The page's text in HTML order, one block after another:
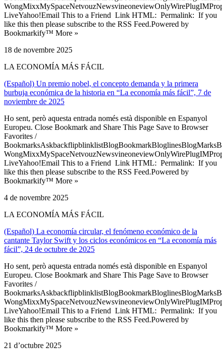
LiveYahoo!Email This to a Friend Link HTML: Permalink: If you
like this then please subscribe to the RSS Feed.Powered by
Bookmarkify™ More »
18 de novembre 2025
LA ECONOMÍA MÁS FÁCIL
(Español) Un premio nobel, el concepto demanda y la primera
burbuja económica de la historia en “La economía más fácil”, 7 de
noviembre de 2025
Ho sent, però aquesta entrada només està disponible en Espanyol
Europeu. Close Bookmark and Share This Page Save to Browser
Favorites /
LiveYahoo!Email This to a Friend Link HTML: Permalink: If you
like this then please subscribe to the RSS Feed.Powered by
Bookmarkify™ More »
4 de novembre 2025
LA ECONOMÍA MÁS FÁCIL
(Español) La economía circular, el fenómeno económico de la
cantante Taylor Swift y los ciclos económicos en “La economía más
fácil”, 24 de octubre de 2025
Ho sent, però aquesta entrada només està disponible en Espanyol
Europeu. Close Bookmark and Share This Page Save to Browser
Favorites /
LiveYahoo!Email This to a Friend Link HTML: Permalink: If you
like this then please subscribe to the RSS Feed.Powered by
Bookmarkify™ More »
21 d’octubre 2025